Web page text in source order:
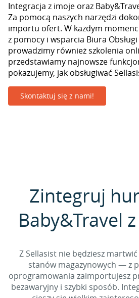
Integracja z imoje oraz
Za pomocą naszych narzędzi
importu ofert. W każdym
z pomocy i wsparcia Biura
prowadzimy również szkolenia
przedstawiamy najnowsze
pokazujemy, jak obsługiwać
Skontaktuj się z nami!
Zintegruj
Baby&Travel
Z Sellasist nie będziesz
stanów magazynowych — z
oprogramowania zaimportujesz
bezawaryjny i szybki sposób.